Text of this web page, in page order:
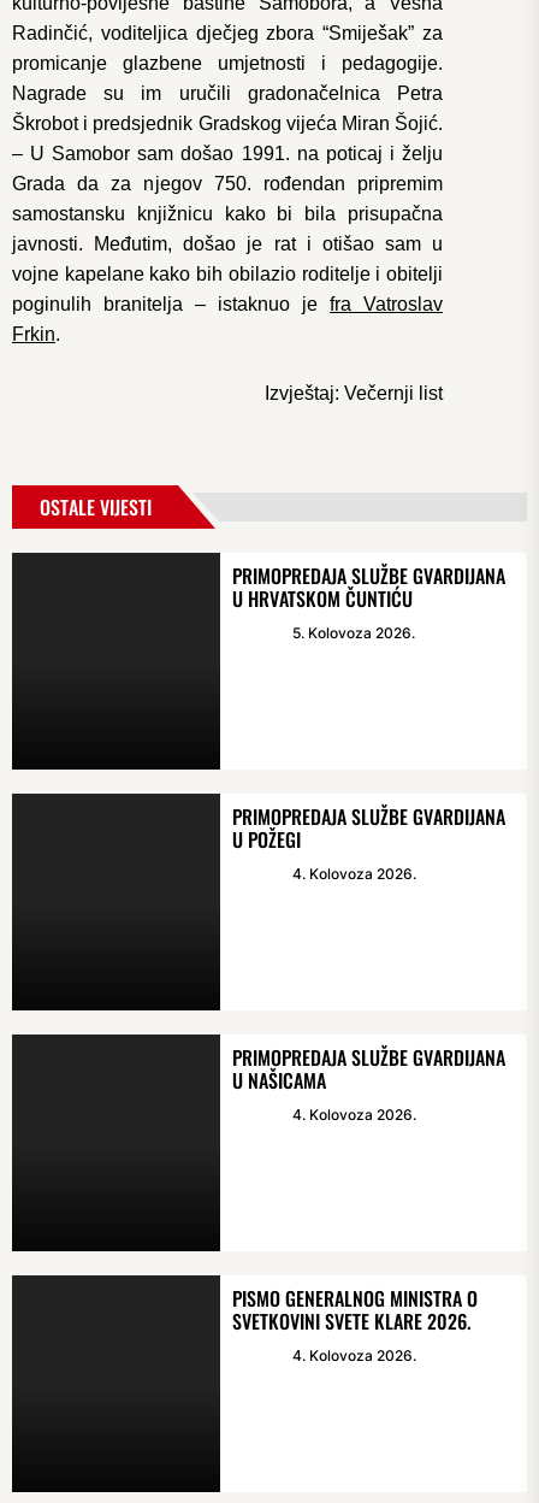
Radinčić, voditeljica dječjeg zbora “Smiješak” za
promicanje glazbene umjetnosti i pedagogije.
Nagrade su im uručili gradonačelnica Petra
Škrobot i predsjednik Gradskog vijeća Miran Šojić.
– U Samobor sam došao 1991. na poticaj i želju
Grada da za njegov 750. rođendan pripremim
samostansku knjižnicu kako bi bila prisupačna
javnosti. Međutim, došao je rat i otišao sam u
vojne kapelane kako bih obilazio roditelje i obitelji
poginulih branitelja – istaknuo je fra Vatroslav
Frkin.
Izvještaj: Večernji list
OSTALE VIJESTI
PRIMOPREDAJA SLUŽBE GVARDIJANA
U HRVATSKOM ČUNTIĆU
5. Kolovoza 2026.
PRIMOPREDAJA SLUŽBE GVARDIJANA
U POŽEGI
4. Kolovoza 2026.
PRIMOPREDAJA SLUŽBE GVARDIJANA
U NAŠICAMA
4. Kolovoza 2026.
PISMO GENERALNOG MINISTRA O
SVETKOVINI SVETE KLARE 2026.
4. Kolovoza 2026.